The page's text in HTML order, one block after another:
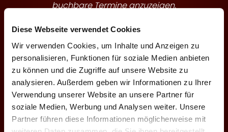
Diese Webseite verwendet Cookies
Wir verwenden Cookies, um Inhalte und Anzeigen zu
personalisieren, Funktionen für soziale Medien anbieten
zu können und die Zugriffe auf unsere Website zu
analysieren. Außerdem geben wir Informationen zu Ihrer
Verwendung unserer Website an unsere Partner für
soziale Medien, Werbung und Analysen weiter. Unsere
Partner führen diese Informationen möglicherweise mit
e
n
buchbare Termine anzuzeigen.
Theaterstück
Veranstaltungsmonat